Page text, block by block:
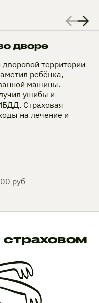
дворе
территории
ребёнка,
машины.
ушибы и
Страховая
на лечение и
руб
страховом